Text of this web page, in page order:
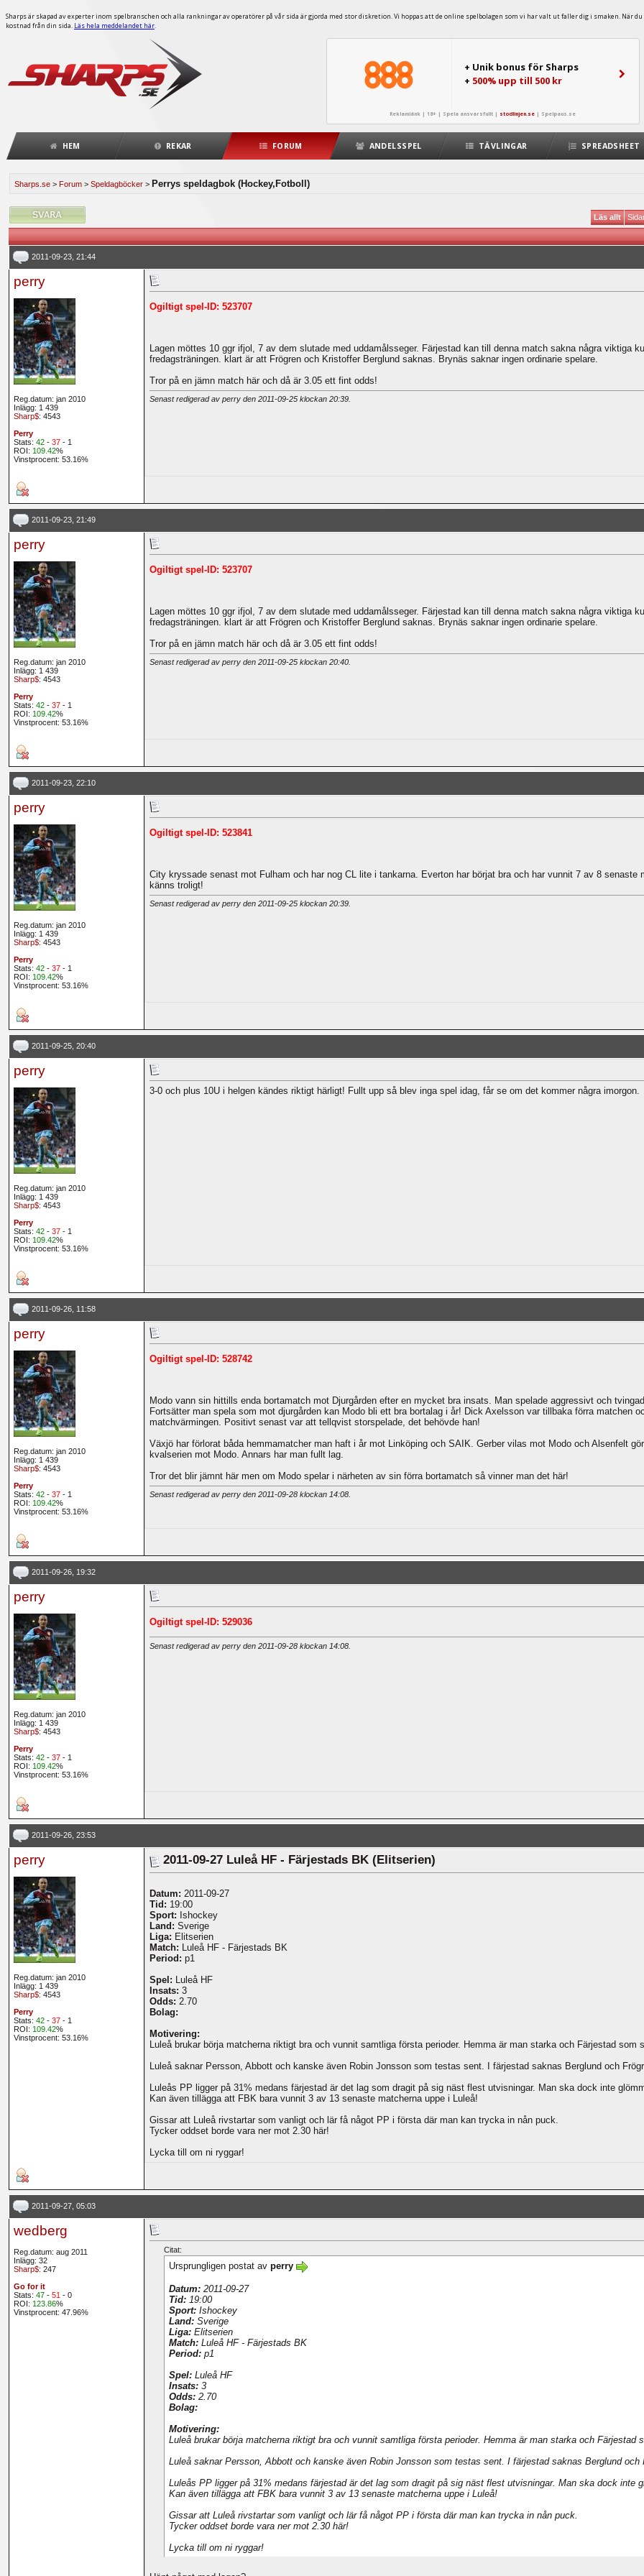
Sharps är skapad av experter inom spelbranschen och alla rankningar av operatörer på vår sida är gjorda med stor diskretion. Vi hoppas att de online spelbolagen som vi har valt ut faller dig i smaken. När
kostnad från din sida. Läs hela meddelandet här.
+ Unik bonus för Sharps
+ 500% upp till 500 kr
Reklamlänk | 18+ | Spela ansvarsfullt | stodlinjen.se | Spelpaus.se
HEM REKAR FORUM ANDELSSPEL TÄVLINGAR SPREADSHEET
Sharps.se > Forum > Speldagböcker > Perrys speldagbok (Hockey,Fotboll)
Läs allt
2011-09-23, 21:44
perry
Reg.datum: jan 2010
Inlägg: 1 439
Sharp$: 4543
Perry
Stats: 42- 37- 1
ROI: 109.42%
Vinstprocent: 53.16%
Ogiltigt spel-ID: 523707
Lagen möttes 10 ggr ifjol, 7 av dem slutade med uddamålsseger. Färjestad kan till denna match sakna några viktiga
fredagsträningen. klart är att Frögren och Kristoffer Berglund saknas. Brynäs saknar ingen ordinarie spelare.
Tror på en jämn match här och då är 3.05 ett fint odds!
Senast redigerad av perry den 2011-09-25 klockan 20:39.
2011-09-23, 21:49
perry
Reg.datum: jan 2010
Inlägg: 1 439
Sharp$: 4543
Perry
Stats: 42- 37- 1
ROI: 109.42%
Vinstprocent: 53.16%
Ogiltigt spel-ID: 523707
Lagen möttes 10 ggr ifjol, 7 av dem slutade med uddamålsseger. Färjestad kan till denna match sakna några viktiga
fredagsträningen. klart är att Frögren och Kristoffer Berglund saknas. Brynäs saknar ingen ordinarie spelare.
Tror på en jämn match här och då är 3.05 ett fint odds!
Senast redigerad av perry den 2011-09-25 klockan 20:40.
2011-09-23, 22:10
perry
Reg.datum: jan 2010
Inlägg: 1 439
Sharp$: 4543
Perry
Stats: 42- 37- 1
ROI: 109.42%
Vinstprocent: 53.16%
Ogiltigt spel-ID: 523841
City kryssade senast mot Fulham och har nog CL lite i tankarna. Everton har börjat bra och har vunnit 7 av 8
känns troligt!
Senast redigerad av perry den 2011-09-25 klockan 20:39.
2011-09-25, 20:40
perry
Reg.datum: jan 2010
Inlägg: 1 439
Sharp$: 4543
Perry
Stats: 42- 37- 1
ROI: 109.42%
Vinstprocent: 53.16%
3-0 och plus 10U i helgen kändes riktigt härligt! Fullt upp så blev inga spel idag, får se om det kommer några imorgon.
2011-09-26, 11:58
perry
Reg.datum: jan 2010
Inlägg: 1 439
Sharp$: 4543
Perry
Stats: 42- 37- 1
ROI: 109.42%
Vinstprocent: 53.16%
Ogiltigt spel-ID: 528742
Modo vann sin hittills enda bortamatch mot Djurgården efter en mycket bra insats. Man spelade aggressivt och
Fortsätter man spela som mot djurgården kan Modo bli ett bra bortalag i år! Dick Axelsson var tillbaka förra matchen
matchvärmingen. Positivt senast var att tellqvist storspelade, det behövde han!
Växjö har förlorat båda hemmamatcher man haft i år mot Linköping och SAIK. Gerber vilas mot Modo och Alsenfelt
kvalserien mot Modo. Annars har man fullt lag.
Tror det blir jämnt här men om Modo spelar i närheten av sin förra bortamatch så vinner man det här!
Senast redigerad av perry den 2011-09-28 klockan 14:08.
2011-09-26, 19:32
perry
Reg.datum: jan 2010
Inlägg: 1 439
Sharp$: 4543
Perry
Stats: 42- 37- 1
ROI: 109.42%
Vinstprocent: 53.16%
Ogiltigt spel-ID: 529036
Senast redigerad av perry den 2011-09-28 klockan 14:08.
2011-09-26, 23:53
perry
Reg.datum: jan 2010
Inlägg: 1 439
Sharp$: 4543
Perry
Stats: 42- 37- 1
ROI: 109.42%
Vinstprocent: 53.16%
2011-09-27 Luleå HF - Färjestads BK (Elitserien)
Datum: 2011-09-27
Tid: 19:00
Sport: Ishockey
Land: Sverige
Liga: Elitserien
Match: Luleå HF - Färjestads BK
Period: p1
Spel: Luleå HF
Insats: 3
Odds: 2.70
Bolag:
Motivering:
Luleå brukar börja matcherna riktigt bra och vunnit samtliga första perioder. Hemma är man starka och Färjestad
Luleå saknar Persson, Abbott och kanske även Robin Jonsson som testas sent. I färjestad saknas Berglund och
Luleås PP ligger på 31% medans färjestad är det lag som dragit på sig näst flest utvisningar. Man ska dock inte
Kan även tillägga att FBK bara vunnit 3 av 13 senaste matcherna uppe i Luleå!
Gissar att Luleå rivstartar som vanligt och lär få något PP i första där man kan trycka in nån puck.
Tycker oddset borde vara ner mot 2.30 här!
Lycka till om ni ryggar!
2011-09-27, 05:03
wedberg
Reg.datum: aug 2011
Inlägg: 32
Sharp$: 247
Go for it
Stats: 47- 51 - 0
ROI: 123.86%
Vinstprocent: 47.96%
Citat:
Ursprungligen postat av perry
Datum:2011-09-27
Tid:19:00
Sport:Ishockey
Land:Sverige
Liga:Elitserien
Match:Luleå HF - Färjestads BK
Period:p1
Spel:Luleå HF
Insats:3
Odds:2.70
Bolag:
Motivering:
Luleå brukar börja matcherna riktigt bra och vunnit samtliga första perioder. Hemma är man starka och
Luleå saknar Persson, Abbott och kanske även Robin Jonsson som testas sent. I färjestad saknas Berglund
Luleås PP ligger på 31% medans färjestad är det lag som dragit på sig näst flest utvisningar. Man ska dock inte
Kan även tillägga att FBK bara vunnit 3 av 13 senaste matcherna uppe i Luleå!
Gissar att Luleå rivstartar som vanligt och lär få något PP i första där man kan trycka in nån puck.
Tycker oddset borde vara ner mot 2.30 här!
Lycka till om ni ryggar!